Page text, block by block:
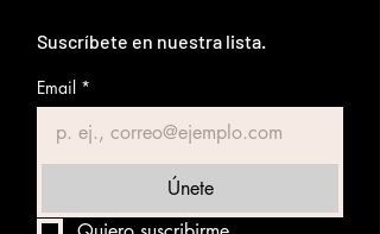
Suscríbete en nuestra lista.
Email *
Únete